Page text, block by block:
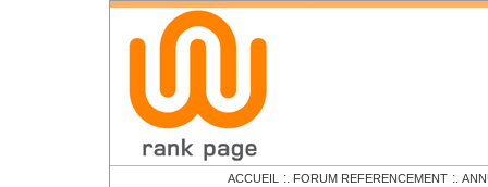
ACCUEIL :. FORUM REFERENCEMENT :.